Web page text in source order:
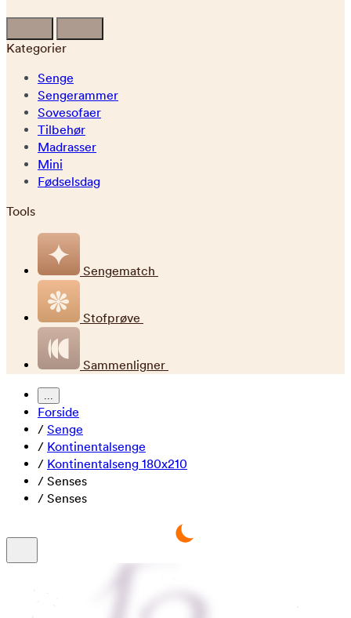
Kategorier
Senge
Sengerammer
Sovesofaer
Tilbehør
Madrasser
Mini
Fødselsdag
Tools
Sengematch
Stofprøve
Sammenligner
...
Forside
/ Senge
/ Kontinentalsenge
/ Kontinentalseng 180x210
/ Senses
/ Senses